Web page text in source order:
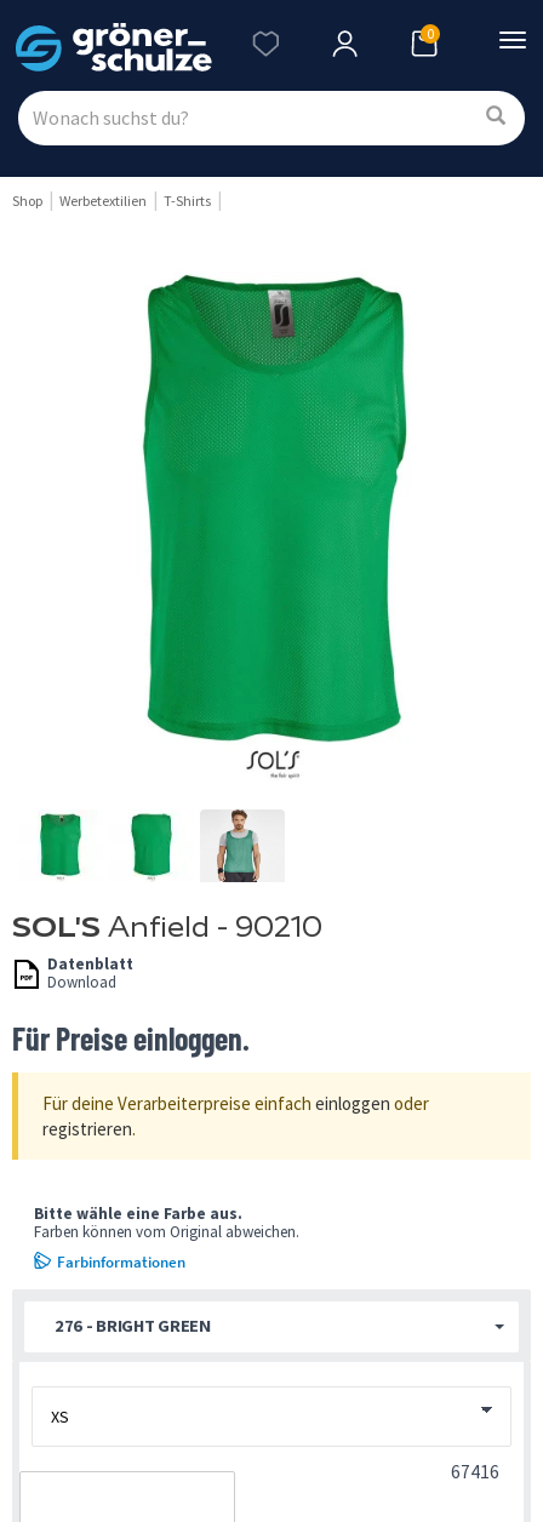
0
Shop Werbetextilien T-Shirts
SOL'S Anfield - 90210
Datenblatt
Download
Für Preise einloggen.
Für deine Verarbeiterpreise einfach einloggen oder
registrieren.
276 - BRIGHT GREEN
Bitte wähle eine Farbe aus.
Farben können vom Original abweichen.
Farbinformationen
67416